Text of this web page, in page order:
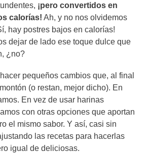
¡pero convertidos en
calorías! Ah, y no nos olvidemos
hay postres bajos en calorías!
dejar de lado ese toque dulce que
¿no?
pequeños cambios que, al final
(o restan, mejor dicho). En
En vez de usar harinas
con otras opciones que aportan
el mismo sabor. Y así, casi sin
las recetas para hacerlas
igual de deliciosas.